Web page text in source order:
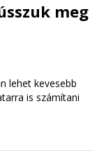
meg
lehet kevesebb
is számítani